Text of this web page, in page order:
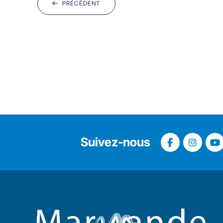
PRÉCÉDENT
Suivez-nous